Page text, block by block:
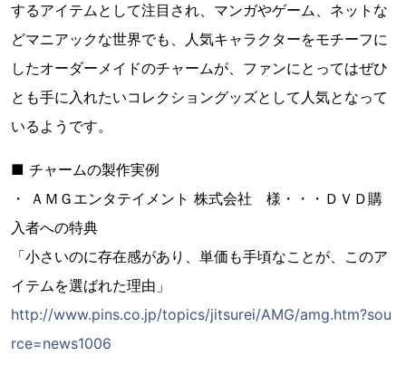
するアイテムとして注目され、マンガやゲーム、ネットな
どマニアックな世界でも、人気キャラクターをモチーフに
したオーダーメイドのチャームが、ファンにとってはぜひ
とも手に入れたいコレクショングッズとして人気となって
いるようです。
■ チャームの製作実例
・ ＡＭＧエンタテイメント 株式会社 様・・・ＤＶＤ購
入者への特典
「小さいのに存在感があり、単価も手頃なことが、このア
イテムを選ばれた理由」
http://www.pins.co.jp/topics/jitsurei/AMG/amg.htm?sou
rce=news1006